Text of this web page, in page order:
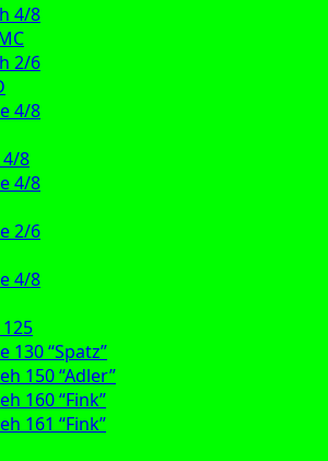
4/8
2/6
4/8
4/8
4/8
2/6
4/8
125
130 “Spatz”
150 “Adler”
160 “Fink”
161 “Fink”